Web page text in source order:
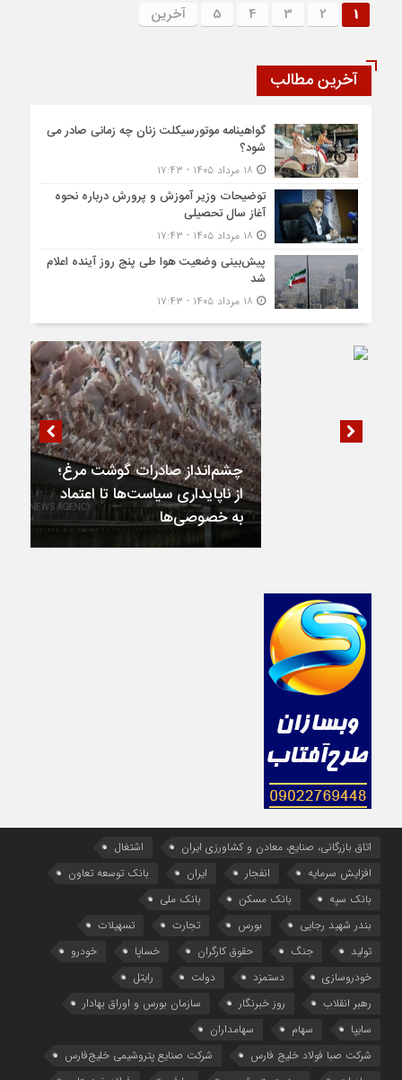
1
2
3
4
5 آخرین
آخرین مطالب
گواهینامه موتورسیکلت زنان چه زمانی صادر می
شود؟
توضیحات وزیر آموزش و پرورش درباره نحوه
آغاز سال تحصیلی
پیش‌بینی وضعیت هوا طی پنج روز آینده اعلام
شد
چشم‌انداز صادرات گوشت مرغ؛
از ناپایداری سیاست‌ها تا اعتماد
به خصوصی‌ها
اتاق بازرگانی، صنایع، معادن و کشاورزی ایران
اشتغال
افزایش سرمایه
انفجار ایران
بانک توسعه تعاون
بانک سپه
بانک مسکن
بانک ملی
بندر شهید رجایی
بورس تجارت
تسهیلات
تولید
جنگ حقوق کارگران خساپا
خودرو
خودروسازی
دستمزد دولت
رایتل
رهبر انقلاب
روز خبرنگار
سازمان بورس و اوراق بهادار
سایپا
سهام
سهامداران
شرکت صبا فولاد خلیج فارس
شرکت صنایع پتروشیمی خلیج‌فارس